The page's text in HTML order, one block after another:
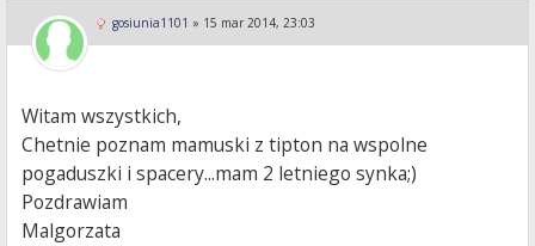
gosiunia1101 » 15 mar 2014, 23:03
Witam wszystkich,
Chetnie poznam mamuski z tipton na wspolne
pogaduszki i spacery...mam 2 letniego synka;)
Pozdrawiam
Malgorzata